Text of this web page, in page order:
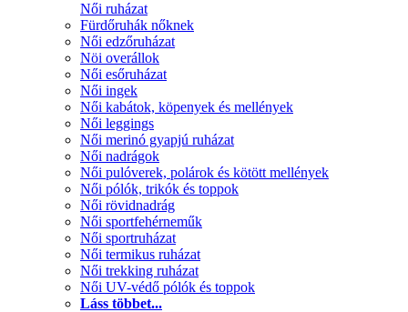
Női ruházat
Fürdőruhák nőknek
Női edzőruházat
Nöi overállok
Női esőruházat
Női ingek
Női kabátok, köpenyek és mellények
Női leggings
Női merinó gyapjú ruházat
Női nadrágok
Női pulóverek, polárok és kötött mellények
Női pólók, trikók és toppok
Női rövidnadrág
Női sportfehérneműk
Női sportruházat
Női termikus ruházat
Női trekking ruházat
Női UV-védő pólók és toppok
Láss többet...